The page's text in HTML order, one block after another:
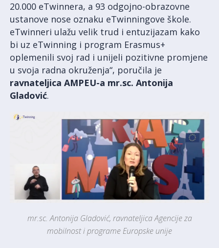
20.000 eTwinnera, a 93 odgojno-obrazovne
ustanove nose oznaku eTwinningove škole.
eTwinneri ulažu velik trud i entuzijazam kako
bi uz eTwinning i program Erasmus+
oplemenili svoj rad i unijeli pozitivne promjene
u svoja radna okruženja“, poručila je
ravnateljica AMPEU-a mr.sc. Antonija
Gladović.
mr.sc. Antonija Gladović, ravnateljica Agencije za
mobilnost i programe Europske unije